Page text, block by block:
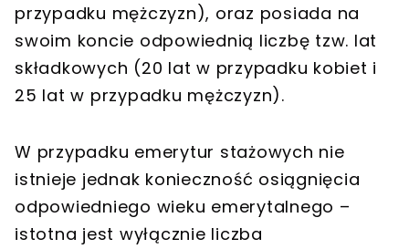
przypadku mężczyzn), oraz posiada na
swoim koncie odpowiednią liczbę tzw. lat
składkowych (20 lat w przypadku kobiet i
25 lat w przypadku mężczyzn).
W przypadku emerytur stażowych nie
istnieje jednak konieczność osiągnięcia
odpowiedniego wieku emerytalnego –
istotna jest wyłącznie liczba